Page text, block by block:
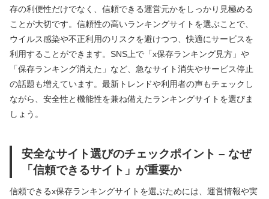
存の利便性だけでなく、信頼できる運営元かをしっかり見極める
ことが大切です。信頼性の高いランキングサイトを選ぶことで、
ウイルス感染や不正利用のリスクを避けつつ、快適にサービスを
利用することができます。SNS上で「x保存ランキング見方」や
「保存ランキング消えた」など、急なサイト消失やサービス停止
の話題も増えています。最新トレンドや利用者の声もチェックし
ながら、安全性と機能性を兼ね備えたランキングサイトを選びま
しょう。
安全なサイト選びのチェックポイント – なぜ
「信頼できるサイト」が重要か
信頼できるx保存ランキングサイトを選ぶためには、運営情報や実